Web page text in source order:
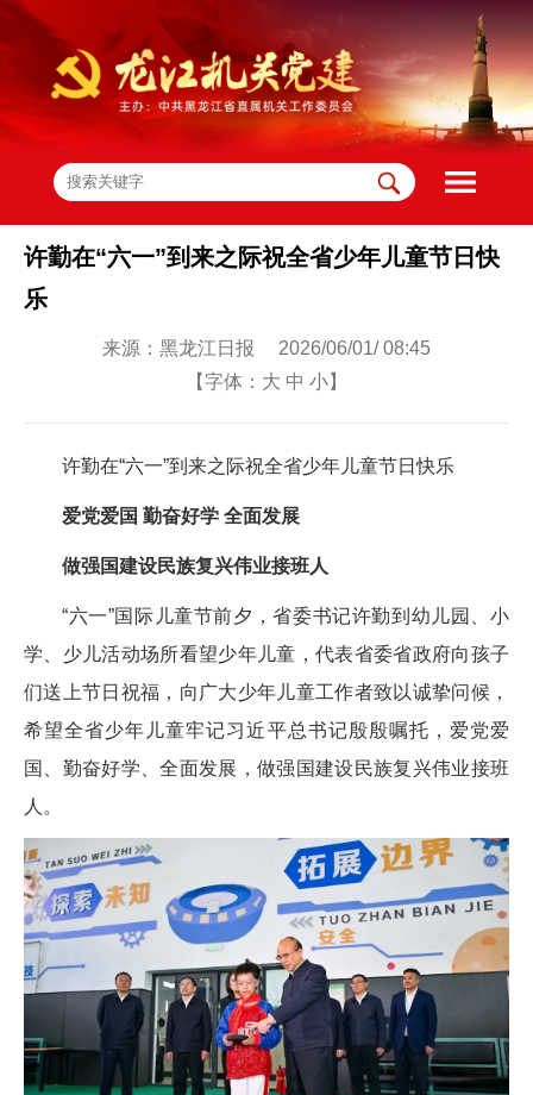
许勤在“六一”到来之际祝全省少年儿童节日快
乐
来源：黑龙江日报 2026/06/01/ 08:45
【字体： 大 中 小】
许勤在“六一”到来之际祝全省少年儿童节日快乐
爱党爱国 勤奋好学 全面发展
做强国建设民族复兴伟业接班人
“六一”国际儿童节前夕，省委书记许勤到幼儿园、小
学、少儿活动场所看望少年儿童，代表省委省政府向孩子
们送上节日祝福，向广大少年儿童工作者致以诚挚问候，
希望全省少年儿童牢记习近平总书记殷殷嘱托，爱党爱
国、勤奋好学、全面发展，做强国建设民族复兴伟业接班
人。